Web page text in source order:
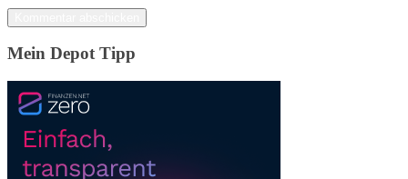
Mein Depot Tipp